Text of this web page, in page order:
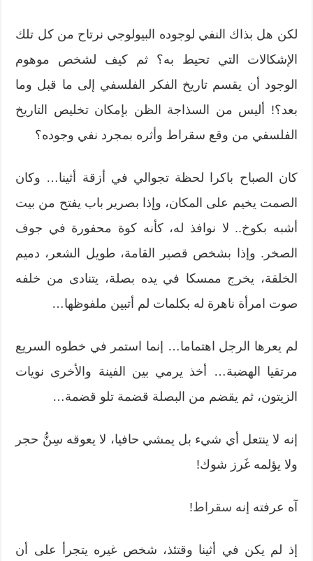
لكن هل بذاك النفي لوجوده البيولوجي نرتاح من كل تلك
الإشكالات التي تحيط به؟ ثم كيف لشخص موهوم
الوجود أن يقسم تاريخ الفكر الفلسفي إلى ما قبل وما
بعد؟! أليس من السذاجة الظن بإمكان تخليص التاريخ
الفلسفي من وقع سقراط وأثره بمجرد نفي وجوده؟
كان الصباح باكرا لحظة تجوالي في أزقة أثينا… وكان
الصمت يخيم على المكان، وإذا بصرير باب يفتح من بيت
أشبه بكوخ.. لا نوافذ له، كأنه كوة محفورة في جوف
الصخر. وإذا بشخص قصير القامة، طويل الشعر، دميم
الخلقة، يخرج ممسكا في يده بصلة، يتنادى من خلفه
صوت امرأة ناهرة له بكلمات لم أتبين ملفوظها…
لم يعرها الرجل اهتماما… إنما استمر في خطوه السريع
مرتقيا الهضبة… أخذ يرمي بين الفينة والأخرى نويات
الزيتون، ثم يقضم من البصلة قضمة تلو قضمة…
إنه لا ينتعل أي شيء بل يمشي حافيا، لا يعوقه سِنُّ حجر
ولا يؤلمه غَرز شوك!
آه عرفته إنه سقراط!
إذ لم يكن في أثينا وقتئذ، شخص غيره يتجرأ على أن